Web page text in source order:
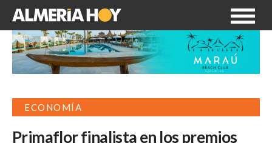
ECONOMÍA
Primaflor finalista en los premios